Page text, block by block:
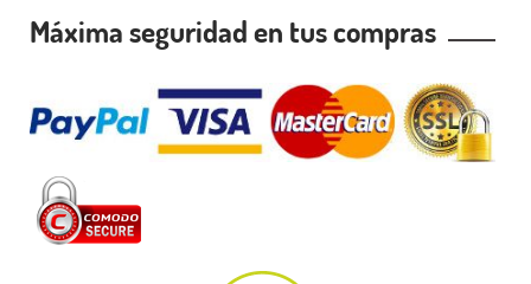
Máxima seguridad en tus compras